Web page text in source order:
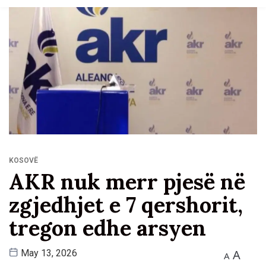
KOSOVË
AKR nuk merr pjesë në
zgjedhjet e 7 qershorit,
tregon edhe arsyen
May 13, 2026 A A